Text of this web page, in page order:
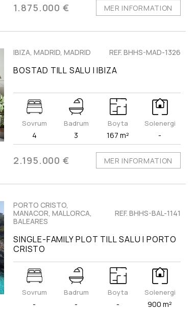
1.875.000 € MER INFORMATION
IBIZA, MADRID, MADRID REF. BHHS-MAD-1326
BOSTAD TILL SALU I IBIZA
Sovrum
4
Badrum
3
Boyta
167 m²
Solenergi
-
2.195.000 € MER INFORMATION
PORTO CRISTO,
MANACOR, MALLORCA,
BALEARES
REF. BHHS-BAL-1141
SINGLE-FAMILY PLOT TILL SALU I PORTO
CRISTO
Sovrum
-
Badrum
-
Boyta
-
Solenergi
900 m²